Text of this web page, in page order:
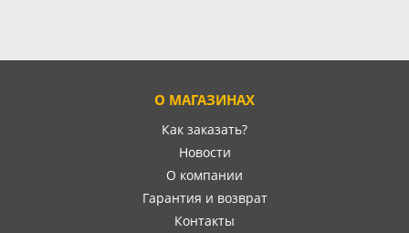
О МАГАЗИНАХ
Как заказать?
Новости
О компании
Гарантия и возврат
Контакты